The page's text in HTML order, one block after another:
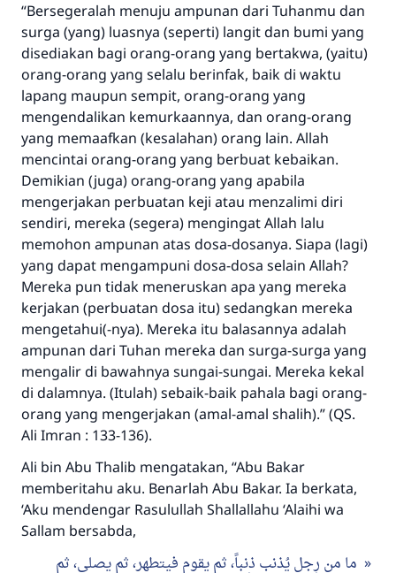
“Bersegeralah menuju ampunan dari Tuhanmu dan
surga (yang) luasnya (seperti) langit dan bumi yang
disediakan bagi orang-orang yang bertakwa, (yaitu)
orang-orang yang selalu berinfak, baik di waktu
lapang maupun sempit, orang-orang yang
mengendalikan kemurkaannya, dan orang-orang
yang memaafkan (kesalahan) orang lain. Allah
mencintai orang-orang yang berbuat kebaikan.
Demikian (juga) orang-orang yang apabila
mengerjakan perbuatan keji atau menzalimi diri
sendiri, mereka (segera) mengingat Allah lalu
memohon ampunan atas dosa-dosanya. Siapa (lagi)
yang dapat mengampuni dosa-dosa selain Allah?
Mereka pun tidak meneruskan apa yang mereka
kerjakan (perbuatan dosa itu) sedangkan mereka
mengetahui(-nya). Mereka itu balasannya adalah
ampunan dari Tuhan mereka dan surga-surga yang
mengalir di bawahnya sungai-sungai. Mereka kekal
di dalamnya. (Itulah) sebaik-baik pahala bagi orang-
orang yang mengerjakan (amal-amal shalih).”(QS.
Ali Imran : 133-136).
Ali bin Abu Thalib mengatakan, “Abu Bakar
memberitahu aku. Benarlah Abu Bakar. Ia berkata,
‘Aku mendengar Rasulullah Shallallahu ‘Alaihi wa
Sallam bersabda,
ما من رجل يُذنب ذنباً، ثم يقوم فيتطهر، ثم يصلي، ثم